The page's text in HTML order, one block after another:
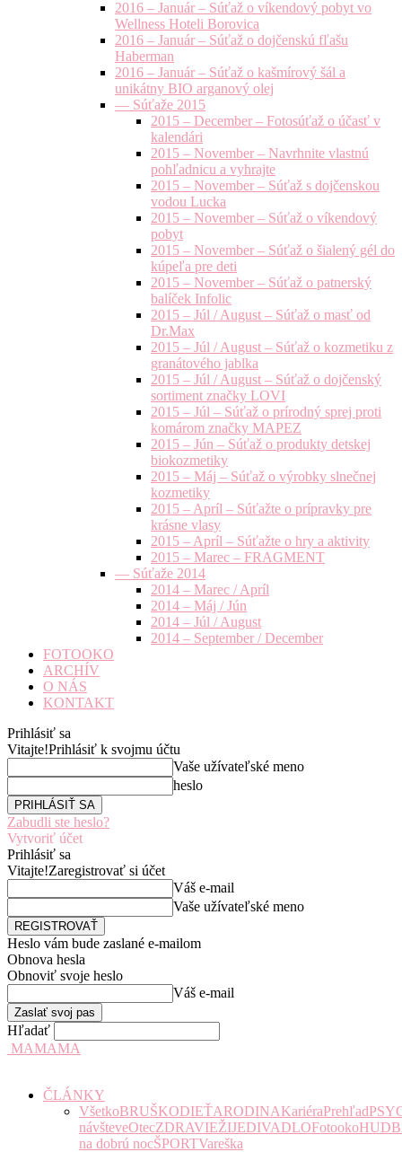
2016 – Január – Súťaž o víkendový pobyt vo
Wellness Hoteli Borovica
2016 – Január – Súťaž o dojčenskú fľašu
Haberman
2016 – Január – Súťaž o kašmírový šál a
unikátny BIO arganový olej
— Súťaže 2015
2015 – December – Fotosúťaž o účasť v
kalendári
2015 – November – Navrhnite vlastnú
pohľadnicu a vyhrajte
2015 – November – Súťaž s dojčenskou
vodou Lucka
2015 – November – Súťaž o víkendový
pobyt
2015 – November – Súťaž o šialený gél do
kúpeľa pre deti
2015 – November – Súťaž o patnerský
balíček Infolic
2015 – Júl / August – Súťaž o masť od
Dr.Max
2015 – Júl / August – Súťaž o kozmetiku z
granátového jablka
2015 – Júl / August – Súťaž o dojčenský
sortiment značky LOVI
2015 – Júl – Súťaž o prírodný sprej proti
komárom značky MAPEZ
2015 – Jún – Súťaž o produkty detskej
biokozmetiky
2015 – Máj – Súťaž o výrobky slnečnej
kozmetiky
2015 – Apríl – Súťažte o prípravky pre
krásne vlasy
2015 – Apríl – Súťažte o hry a aktivity
2015 – Marec – FRAGMENT
— Súťaže 2014
2014 – Marec / Apríl
2014 – Máj / Jún
2014 – Júl / August
2014 – September / December
FOTOOKO
ARCHÍV
O NÁS
KONTAKT
Prihlásiť sa
Vitajte!Prihlásiť k svojmu účtu
Vaše užívateľské meno
heslo
Zabudli ste heslo?
Vytvoriť účet
Prihlásiť sa
Vitajte!Zaregistrovať si účet
Váš e-mail
Vaše užívateľské meno
Heslo vám bude zaslané e-mailom
Obnova hesla
Obnoviť svoje heslo
Váš e-mail
Hľadať
MAMAMA
ČLÁNKY
VšetkoBRUŠKODIEŤARODINAKariéraPrehľad
návšteveOtecZDRAVIEŽIJEDIVADLOFotooko
na dobrú nocŠPORTVareška